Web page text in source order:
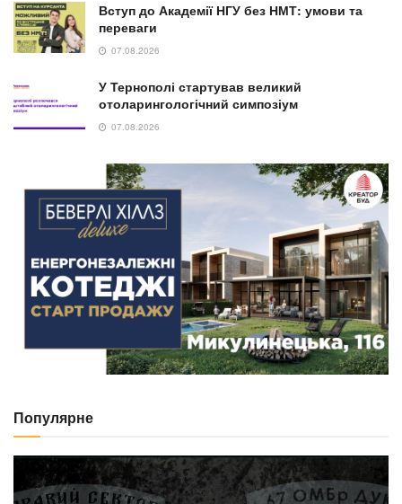
Вступ до Академії НГУ без НМТ: умови та
переваги
07.08.2026
У Тернополі стартував великий
отоларингологічний симпозіум
07.08.2026
Популярне